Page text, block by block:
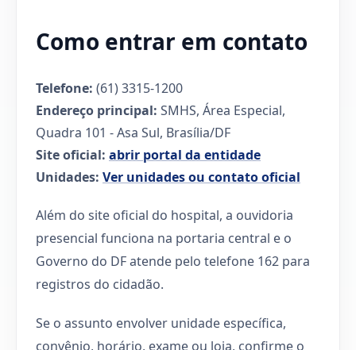
Como entrar em contato
Telefone: (61) 3315-1200
Endereço principal: SMHS, Área Especial,
Quadra 101 - Asa Sul, Brasília/DF
Site oficial: abrir portal da entidade
Unidades: Ver unidades ou contato oficial
Além do site oficial do hospital, a ouvidoria
presencial funciona na portaria central e o
Governo do DF atende pelo telefone 162 para
registros do cidadão.
Se o assunto envolver unidade específica,
convênio, horário, exame ou loja, confirme o